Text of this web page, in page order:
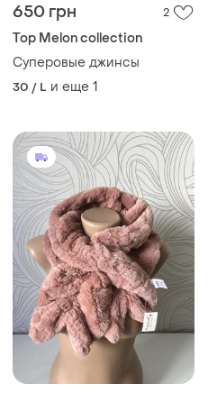
650 грн 2
Top Melon collection
Суперовые джинсы
30 / L и еще 1